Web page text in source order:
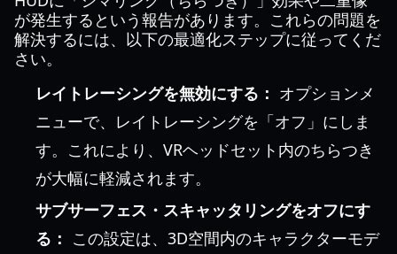
が発生するという報告があります。これらの問題を
解決するには、以下の最適化ステップに従ってくだ
さい。
レイトレーシングを無効にする： オプションメ
ニューで、レイトレーシングを「オフ」にしま
す。これにより、VRヘッドセット内のちらつき
が大幅に軽減されます。
サブサーフェス・スキャッタリングをオフにす
る： この設定は、3D空間内のキャラクターモデ